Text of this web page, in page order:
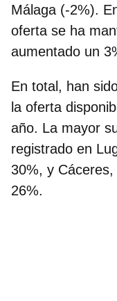
Málaga (-2%).
oferta se ha
aumentado un
En total, han
la oferta
año. La mayor
registrado en
30%, y
26%.